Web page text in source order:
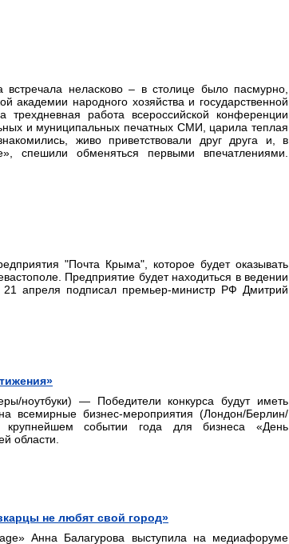
неласково – в столице было пасмурно,
академии народного хозяйства и государственной
работа всероссийской конференции
и муниципальных печатных СМИ, царила теплая
живо приветствовали друг друга и, в
спешили обменяться первыми впечатлениями.
"Почта Крыма", которое будет оказывать
Предприятие будет находиться в ведении
апреля подписал премьер-министр РФ Дмитрий
ноутбуки) — Победители конкурса будут иметь
всемирные бизнес-мероприятия (Лондон/Берлин/
событии года для бизнеса «День
области.
не любят свой город»
Анна Балагурова выступила на медиафоруме